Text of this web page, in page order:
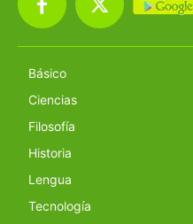
Básico
Ciencias
Filosofía
Historia
Lengua
Tecnología